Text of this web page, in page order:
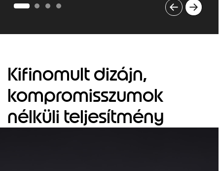
o
f
Kifinomult dizájn,
kompromisszumok
nélküli teljesítmény